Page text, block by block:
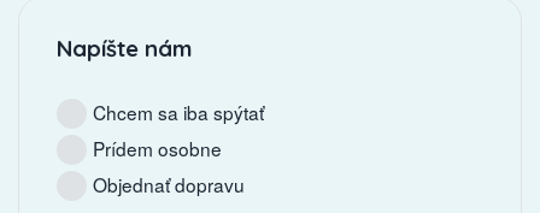
Napíšte nám
Chcem sa iba spýtať
Prídem osobne
Objednať dopravu